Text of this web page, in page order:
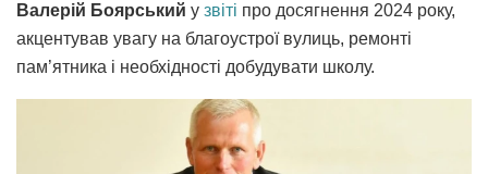
Валерій Боярський у звіті про досягнення 2024 року,
акцентував увагу на благоустрої вулиць, ремонті
пам’ятника і необхідності добудувати школу.